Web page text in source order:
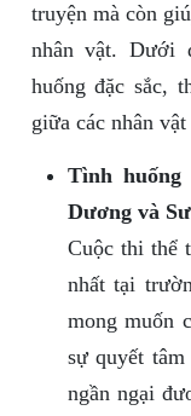
truyện mà còn
nhân vật. Dưới
huống đặc sắc,
giữa các nhân
Tình
Dương và
Cuộc thi thể
nhất tại
mong muốn
sự quyết
ngần ngại